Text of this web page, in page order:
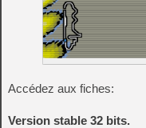
Accédez aux fiches:
Version stable 32 bits.